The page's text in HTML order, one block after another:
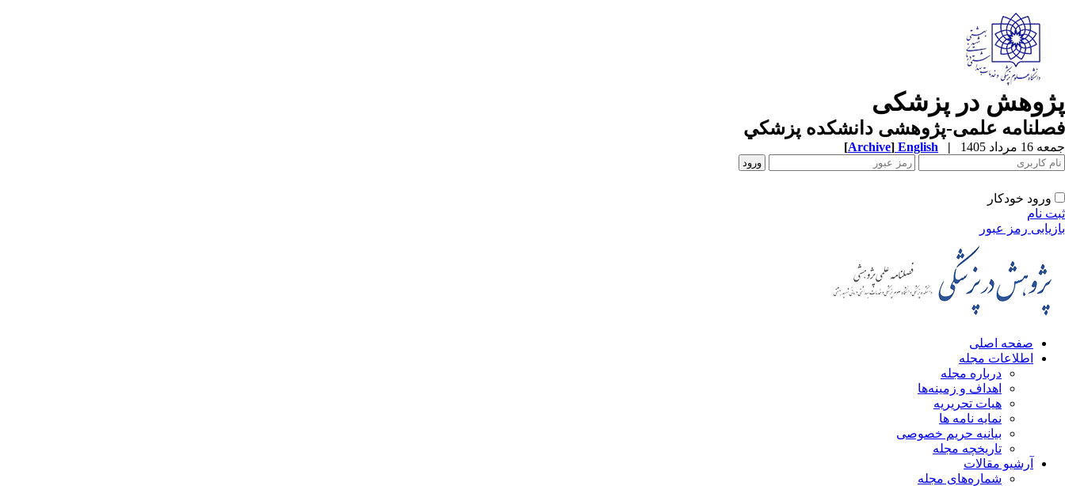
پژوهش در پزشکی
فصلنامه علمی-پژوهشی دانشکده پزشکي
جمعه 16 مرداد 1405 |
English
[Archive]
ورود خودکار
ثبت نام
بازیابی رمز عبور
صفحه اصلی
اطلاعات مجله
درباره مجله
اهداف و زمینه‌ها
هیات تحریریه
نمایه نامه ها
بیانیه حریم خصوصی
تاریخچه مجله
آرشیو مقالات
شماره‌های مجله